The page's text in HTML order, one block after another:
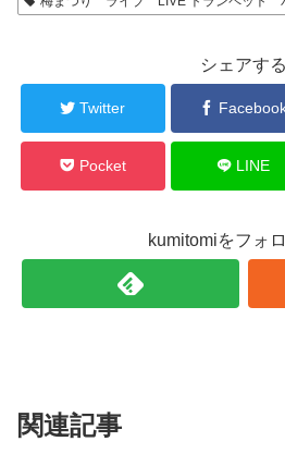
シェアする
Twitter
Pocket LINE
kumitomiをフォ
関連記事